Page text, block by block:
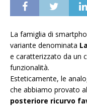
La famiglia di
variante denominata
e caratterizzato da un
funzionalità.
Esteticamente, le
che abbiamo provato
posteriore ricurvo